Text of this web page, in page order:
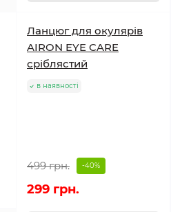
Ланцюг для окулярів
AIRON EYE CARE
сріблястий
в наявності
499 грн. -40%
299 грн.